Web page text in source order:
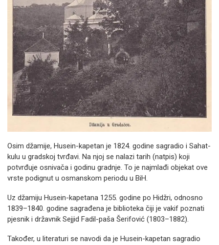
Osim džamije, Husein-kapetan je 1824. godine sagradio i Sahat-
kulu u gradskoj tvrđavi. Na njoj se nalazi tarih (natpis) koji
potvrđuje osnivača i godinu gradnje. To je najmlađi objekat ove
vrste podignut u osmanskom periodu u BiH.
Uz džamiju Husein-kapetana 1255. godine po Hidžri, odnosno
1839–1840. godine sagrađena je biblioteka čiji je vakif poznati
pjesnik i državnik Sejjid Fadil-paša Šerifović (1803–1882).
Također, u literaturi se navodi da je Husein-kapetan sagradio